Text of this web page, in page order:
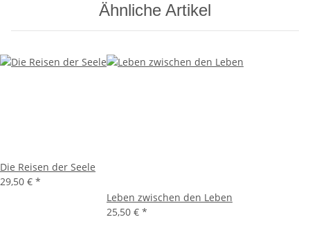
Ähnliche Artikel
Die Reisen der Seele
29,50 € *
Leben zwischen den Leben
25,50 € *